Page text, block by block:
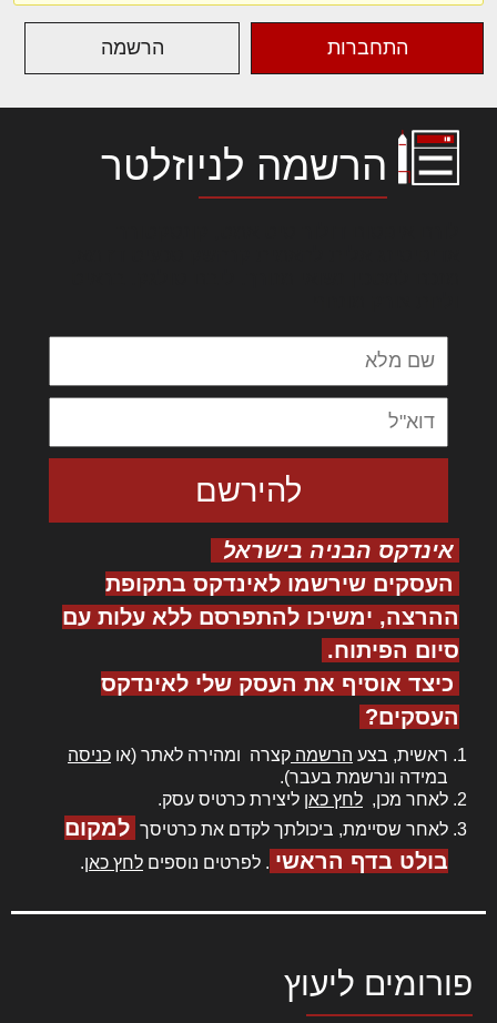
התחברות הרשמה
הרשמה לניוזלטר
אינדקס הבניה בישראל
העסקים שירשמו לאינדקס בתקופת
ההרצה, ימשיכו להתפרסם ללא עלות עם
סיום הפיתוח.
כיצד אוסיף את העסק שלי לאינדקס
העסקים?
ראשית, בצע הרשמה קצרה ומהירה לאתר (או כניסה
במידה ונרשמת בעבר).
לאחר מכן, לחץ כאן ליצירת כרטיס עסק.
לאחר שסיימת, ביכולתך לקדם את כרטיסך למקום
בולט בדף הראשי . לפרטים נוספים לחץ כאן.
פורומים ליעוץ